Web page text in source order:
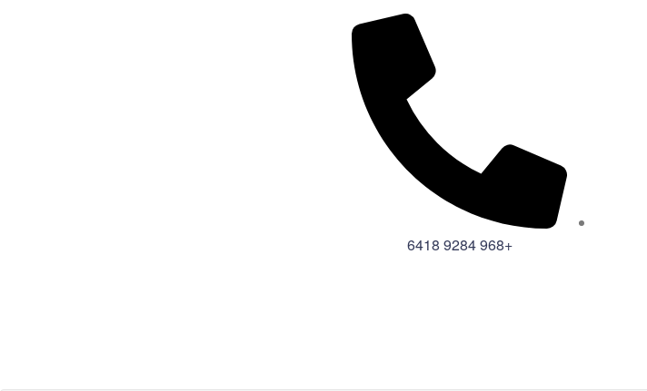
+968 9284 6418